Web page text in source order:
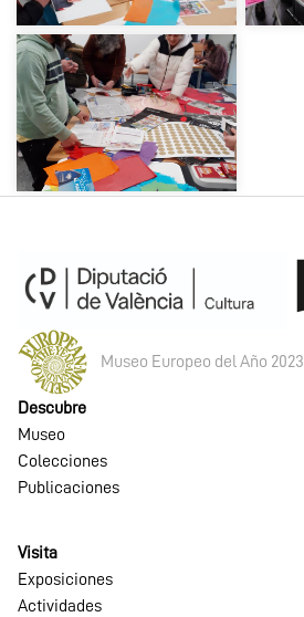
Museo Europeo del Año 2023
Descubre
Museo
Colecciones
Publicaciones
Visita
Exposiciones
Actividades